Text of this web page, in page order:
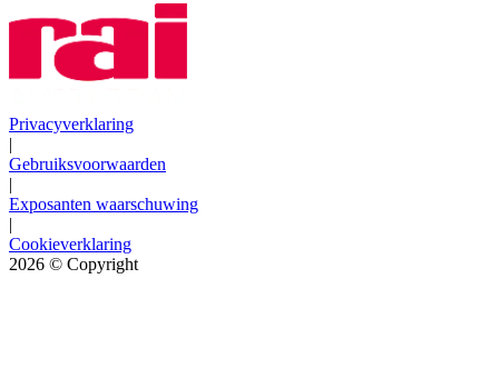
Privacyverklaring
|
Gebruiksvoorwaarden
|
Exposanten waarschuwing
|
Cookieverklaring
2026 © Copyright